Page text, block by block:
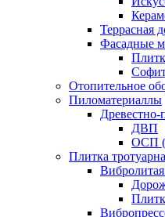
Террасная
Фасадные
Отопительное
Пиломатериаллы
ДВП
ОСП
Плитка